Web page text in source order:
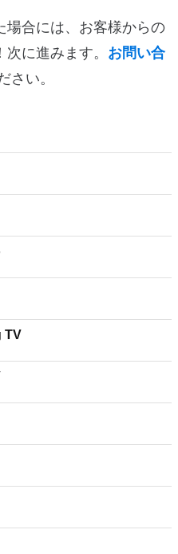
場合には、お客様からの
に進みます。 お問い合
さい。
TV